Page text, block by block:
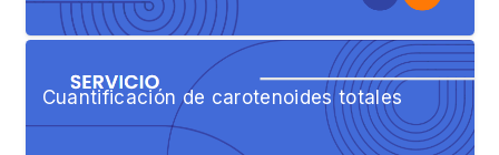
Cuantificación de carotenoides totales